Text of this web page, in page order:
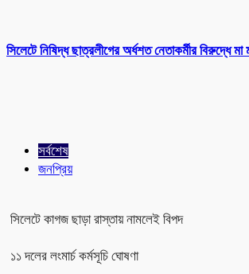
সিলেটে নিষিদ্ধ ছাত্রলীগের অর্ধশত নেতাকর্মীর বিরুদ্ধে মা
সর্বশেষ
জনপ্রিয়
সিলেটে কাগজ ছাড়া রাস্তায় নামলেই বিপদ
১১ দলের লংমার্চ কর্মসূচি ঘোষণা